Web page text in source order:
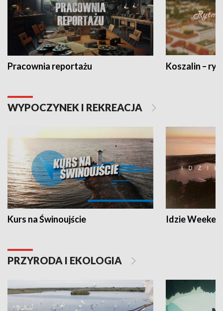
Pracownia reportażu Koszalin –
WYPOCZYNEK I REKREACJA
Kurs na Świnoujście Idzie
PRZYRODA I EKOLOGIA